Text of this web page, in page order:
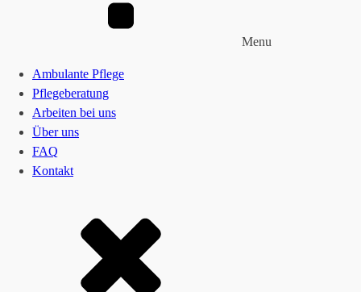
Menu
Ambulante Pflege
Pflegeberatung
Arbeiten bei uns
Über uns
FAQ
Kontakt